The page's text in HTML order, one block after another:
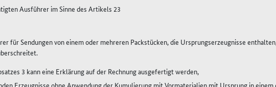
Ausführer im Sinne des Artikels 23
für Sendungen von einem oder mehreren Packstücken, die Ursprungserzeugnisse
3 kann eine Erklärung auf der Rechnung ausgefertigt werden,
Erzeugnisse ohne Anwendung der Kumulierung mit Vormaterialien mit Ursprung in